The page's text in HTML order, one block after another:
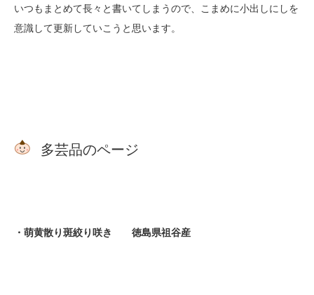
いつもまとめて長々と書いてしまうので、こまめに小出しにしを
意識して更新していこうと思います。
多芸品のページ
・萌黄散り斑絞り咲き 徳島県祖谷産